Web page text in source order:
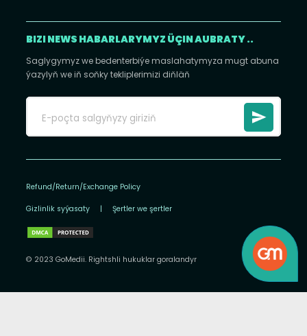
BIZI NEWS HABARLARYMYZ ÜÇIN AUBRATY ..
Saglygymyz we bedenterbiýe maslahatymyza mugt abuna
ýazylyň we iň soňky tekliplerimizi diňläň
Refund/Return/Exchange Policy
Gizlinlik syýasaty | Şertler we şertler
© 2023 GoMedii. Rightshli hukuklar goralandyr